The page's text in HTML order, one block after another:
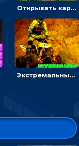
Открывать картинки с динозаврами и складывать в пары по памяти - головоломка
Экстремальные пазлы с квадроциклами: собирать крутые тачки